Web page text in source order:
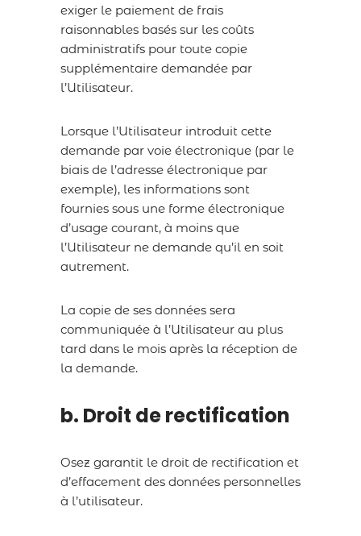
exiger le paiement de frais
raisonnables basés sur les coûts
administratifs pour toute copie
supplémentaire demandée par
l’Utilisateur.
Lorsque l’Utilisateur introduit cette
demande par voie électronique (par le
biais de l’adresse électronique par
exemple), les informations sont
fournies sous une forme électronique
d’usage courant, à moins que
l’Utilisateur ne demande qu’il en soit
autrement.
La copie de ses données sera
communiquée à l’Utilisateur au plus
tard dans le mois après la réception de
la demande.
b. Droit de rectification
Osez garantit le droit de rectification et
d’effacement des données personnelles
à l’utilisateur.